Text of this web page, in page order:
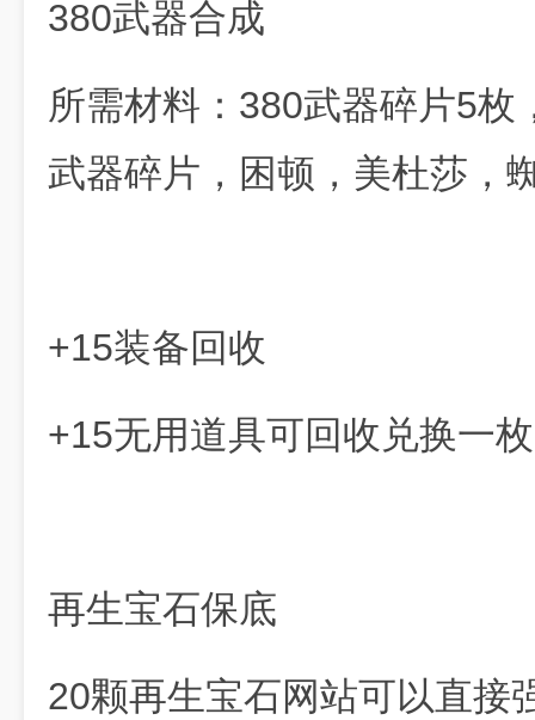
380武器合成
所需材料：380武器碎片5
武器碎片，困顿，美杜莎，
+15装备回收
+15无用道具可回收兑换一
再生宝石保底
20颗再生宝石网站可以直接